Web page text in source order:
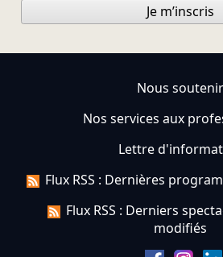
Je m’inscris
Nous soutenir
Nos services aux
Lettre
Flux RSS : Dernières
Flux RSS : Derniers
modifiés